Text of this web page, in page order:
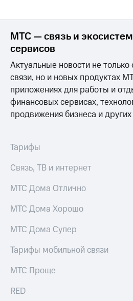
аудит
акций
Программа
приобретения
Порядок
выкупа
акций
Дивиденды
Еврооблигации-2023
о
именных
облигаций
Другое
Регистратор
Реквизиты
развитие
этика
На главную
МТС — связь и
сервисов
Актуальные новости не только
связи, но и новых продуктах
приложениях для работы и
финансовых сервисах,
продвижения бизнеса и
Тарифы
Связь, ТВ и интернет
МТС Дома Отлично
МТС Дома Хорошо
МТС Дома Супер
Тарифы мобильной связи
МТС Проще
RED